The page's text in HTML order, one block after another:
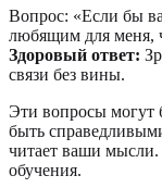
Вопрос: «Если бы
любящим для меня,
Здоровый ответ:
связи без вины.
Эти вопросы могут
быть
читает ваши
обучения.